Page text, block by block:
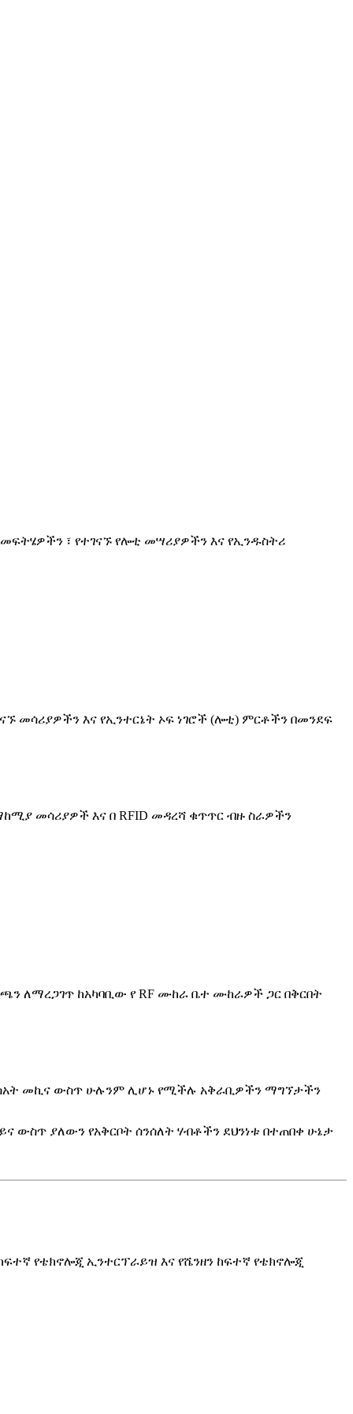
፣ የተገናኙ የሎቲ መሣሪያዎችን እና የኢንዱስትሪ
መሳሪያዎችን እና የኢንተርኔት ኦፍ ነገሮች (ሎቲ) ምርቶችን በመንደፍ
መሳሪያዎች እና በ RFID መዳረሻ ቁጥጥር ብዙ ስራዎችን
ለማረጋገጥ ከአካባቢው የ RF ሙከራ ቤተ ሙከራዎች ጋር በቅርበት
በሰአት መኪና ውስጥ ሁሉንም ሊሆኑ የሚችሉ አቅራቢዎችን ማግኘታችን
ውስጥ ያለውን የአቅርቦት ሰንሰለት ሃብቶችን ደህንነቱ በተጠበቀ ሁኔታ
የቴክኖሎጂ ኢንተርፕራይዝ እና የሼንዘን ከፍተኛ የቴክኖሎጂ